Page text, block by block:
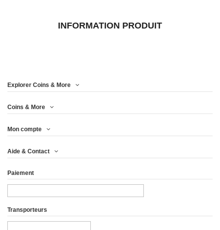
INFORMATION PRODUIT
Explorer Coins & More
Coins & More
Mon compte
Aide & Contact
Paiement
Transporteurs